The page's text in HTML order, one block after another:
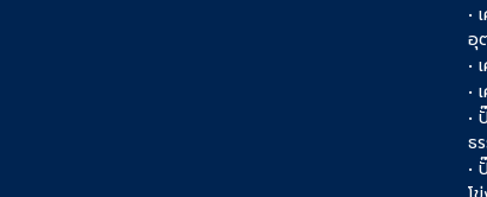
•
อุ
•
•
•
ธ
•